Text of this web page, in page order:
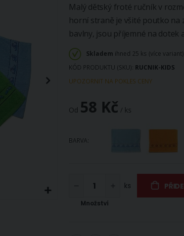
Malý dětský froté ručník v
horní straně je všité poutko na
bavlny, jsou příjemné na dotek
Skladem ihned 25 ks (více variant)
KÓD PRODUKTU (SKU) RUCNIK-KIDS
UPOZORNIT NA POKLES CENY
Od 58 Kč / ks
BARVA
Množství
ks